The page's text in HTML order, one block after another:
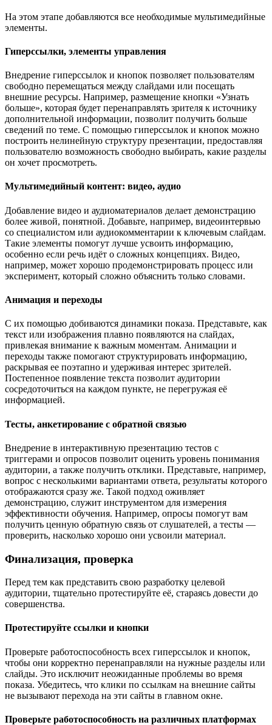
На этом этапе добавляются все необходимые мультимедийные
элементы.
Гиперссылки, элементы управления
Внедрение гиперссылок и кнопок позволяет пользователям
свободно перемещаться между слайдами или посещать
внешние ресурсы. Например, размещение кнопки «Узнать
больше», которая будет перенаправлять зрителя к источнику
дополнительной информации, позволит получить больше
сведений по теме. С помощью гиперссылок и кнопок можно
построить нелинейную структуру презентации, предоставляя
пользователю возможность свободно выбирать, какие разделы
он хочет просмотреть.
Мультимедийный контент: видео, аудио
Добавление видео и аудиоматериалов делает демонстрацию
более живой, понятной. Добавьте, например, видеоинтервью
со специалистом или аудиокомментарии к ключевым слайдам.
Такие элементы помогут лучше усвоить информацию,
особенно если речь идёт о сложных концепциях. Видео,
например, может хорошо продемонстрировать процесс или
эксперимент, который сложно объяснить только словами.
Анимация и переходы
С их помощью добиваются динамики показа. Представьте, как
текст или изображения плавно появляются на слайдах,
привлекая внимание к важным моментам. Анимации и
переходы также помогают структурировать информацию,
раскрывая ее поэтапно и удерживая интерес зрителей.
Постепенное появление текста позволит аудитории
сосредоточиться на каждом пункте, не перегружая её
информацией.
Тесты, анкетирование с обратной связью
Внедрение в интерактивную презентацию тестов с
триггерами и опросов позволит оценить уровень понимания
аудитории, а также получить отклики. Представьте, например,
вопрос с несколькими вариантами ответа, результаты которого
отображаются сразу же. Такой подход оживляет
демонстрацию, служит инструментом для измерения
эффективности обучения. Например, опросы помогут вам
получить ценную обратную связь от слушателей, а тесты —
проверить, насколько хорошо они усвоили материал.
Финализация, проверка
Перед тем как представить свою разработку целевой
аудитории, тщательно протестируйте её, стараясь довести до
совершенства.
Протестируйте ссылки и кнопки
Проверьте работоспособность всех гиперссылок и кнопок,
чтобы они корректно перенаправляли на нужные разделы или
слайды. Это исключит неожиданные проблемы во время
показа. Убедитесь, что клики по ссылкам на внешние сайты
не вызывают перехода на эти сайты в главном окне.
Проверьте работоспособность на различных платформах